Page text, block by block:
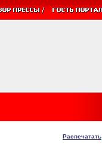
Распечатать